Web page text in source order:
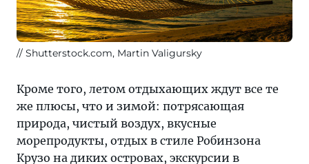
Shutterstock.com, Martin Valigursky
Кроме того, летом отдыхающих ждут все те
же плюсы, что и зимой: потрясающая
природа, чистый воздух, вкусные
морепродукты, отдых в стиле Робинзона
Крузо на диких островах, экскурсии в